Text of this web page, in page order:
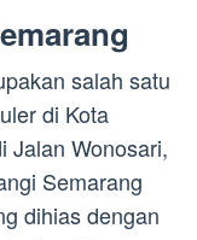
salah satu
di Kota
Jalan Wonosari,
Semarang
dihias dengan